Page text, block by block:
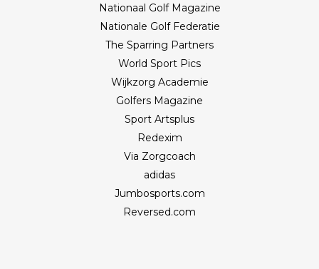
Nationaal Golf Magazine
Nationale Golf Federatie
The Sparring Partners
World Sport Pics
Wijkzorg Academie
Golfers Magazine
Sport Artsplus
Redexim
Via Zorgcoach
adidas
Jumbosports.com
Reversed.com